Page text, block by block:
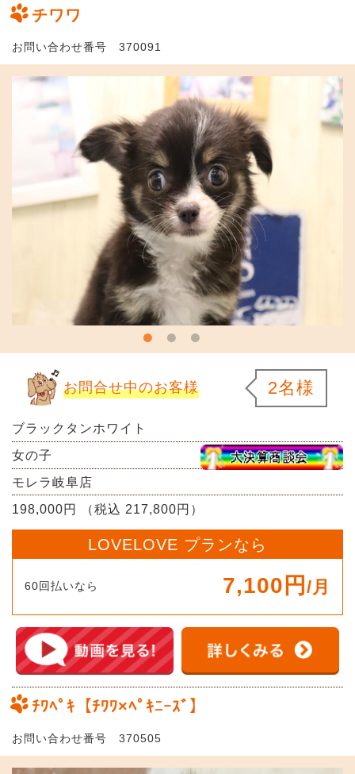
チワワ
お問い合わせ番号 370091
お問合せ中のお客様 2名様
ブラックタンホワイト
女の子
モレラ岐阜店
198,000円 （税込 217,800円）
LOVELOVE プランなら
60回払いなら 7,100円 /月
ﾁﾜﾍﾟｷ【ﾁﾜﾜ×ﾍﾟｷﾆｰｽﾞ】
お問い合わせ番号 370505